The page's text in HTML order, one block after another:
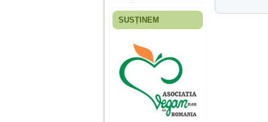
Fiica mea s-a nascut
ani, privind in urma
realizez cat de multe
greseli am facut in
educatia si cresterea
ei, am fost o mama
egoista, preocupata
de implinirea
profesionala, cand ea
era mica am neglijat-
SUSȚINEM